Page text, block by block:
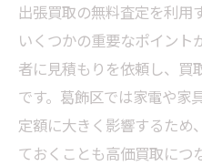
家具や家電も自
リサイクルショ
方法
忙しい方に最適
大きな不用品も
出張買取の無料査定を利用
いくつかの重要なポイント
者に見積もりを依頼し、買
です。葛飾区では家電や家
定額に大きく影響するため
ておくことも高価買取につ